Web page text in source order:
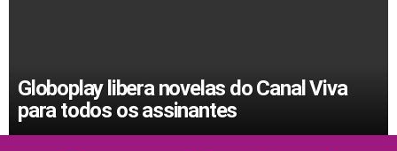
Globoplay libera novelas do Canal Viva
para todos os assinantes